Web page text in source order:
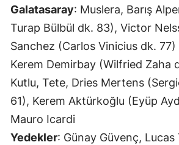
Galatasaray: Muslera, Barış
Turap Bülbül dk. 83), Victor
Sanchez (Carlos Vinicius dk.
Kerem Demirbay (Wilfried Zaha
Kutlu, Tete, Dries Mertens
61), Kerem Aktürkoğlu (Eyüp
Mauro Icardi
Yedekler: Günay Güvenç,